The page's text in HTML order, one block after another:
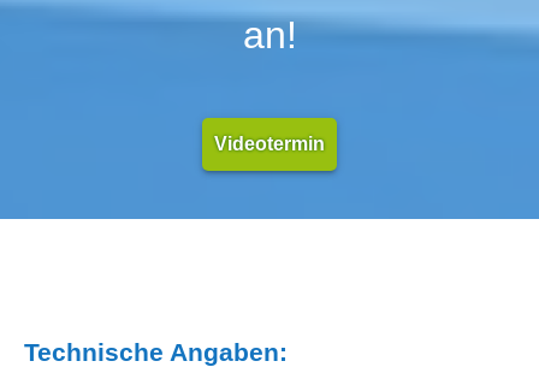
an!
Videotermin
Technische Angaben: